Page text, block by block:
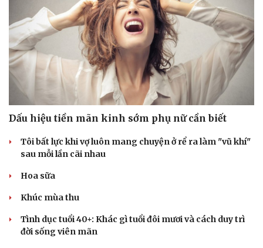
Dấu hiệu tiền mãn kinh sớm phụ nữ cần biết
Tôi bất lực khi vợ luôn mang chuyện ở rể ra làm "vũ khí"
sau mỗi lần cãi nhau
Hoa sữa
Khúc mùa thu
Tình dục tuổi 40+: Khác gì tuổi đôi mươi và cách duy trì
đời sống viên mãn